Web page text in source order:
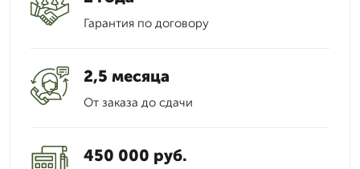
Гарантия по договору
2,5 месяца
От заказа до сдачи
450 000 руб.